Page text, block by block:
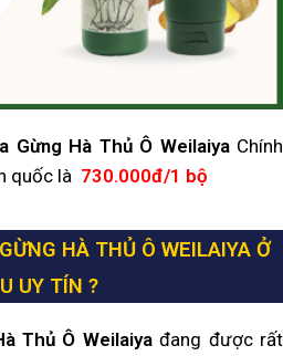
Gừng Hà Thủ Ô Weilaiya Chính
quốc là 730.000đ/1 bộ
HÀ THỦ Ô WEILAIYA Ở
UY TÍN ?
Thủ Ô Weilaiyađang được rất